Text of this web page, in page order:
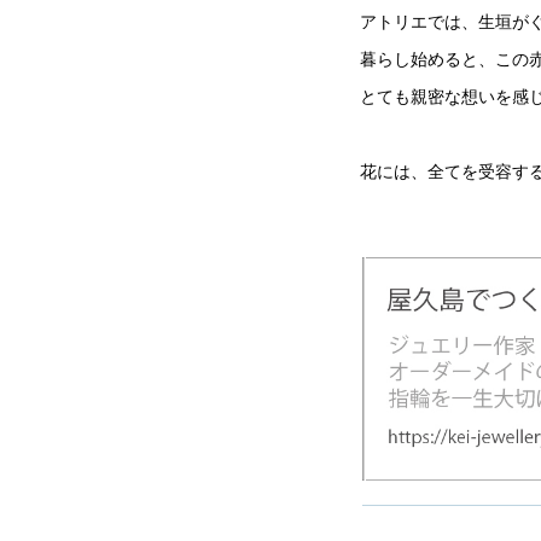
アトリエでは、生垣が
暮らし始めると、この
とても親密な想いを感
花には、全てを受容す